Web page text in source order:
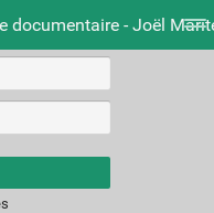
documentaire - Joël
results.